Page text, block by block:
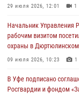
03 августа 2026, 04:15
Начальник отделения
Башкортостана
30 июля 2026, 12:54
за преступления
29 июля 2026, 12:01 1
Начальник Управления
рабочим визитом
охраны в
09 июля 2026, 10:23 1
В Уфе подписано
Росгвардии и фондом